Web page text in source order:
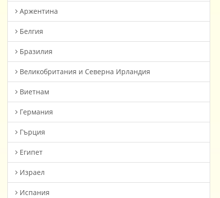
Аржентина
Белгия
Бразилия
Великобритания и Северна Ирландия
Виетнам
Германия
Гърция
Египет
Израел
Испания